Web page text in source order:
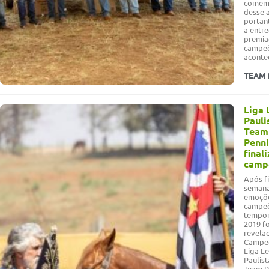
desse
a
TEAM
Liga
Team
Após
2019
Liga